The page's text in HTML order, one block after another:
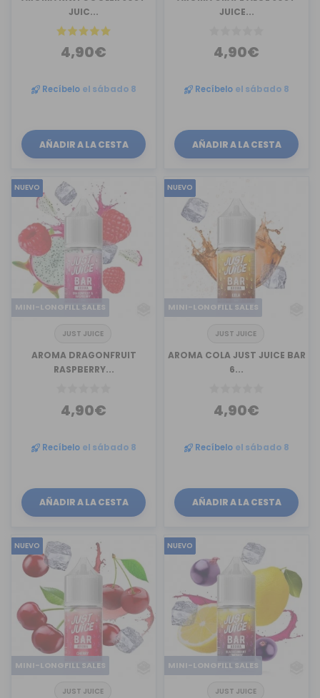
JUIC...
4,90€
Recíbelo el sábado 8
AÑADIR A LA CESTA
JUICE...
4,90€
Recíbelo el sábado 8
AÑADIR A LA CESTA
NUEVO
MINI-LONGFILL SALES
JUST JUICE
AROMA DRAGONFRUIT
RASPBERRY...
4,90€
Recíbelo el sábado 8
AÑADIR A LA CESTA
NUEVO
MINI-LONGFILL SALES
JUST JUICE
AROMA COLA JUST JUICE BAR
6...
4,90€
Recíbelo el sábado 8
AÑADIR A LA CESTA
NUEVO
MINI-LONGFILL SALES
JUST JUICE
NUEVO
MINI-LONGFILL SALES
JUST JUICE